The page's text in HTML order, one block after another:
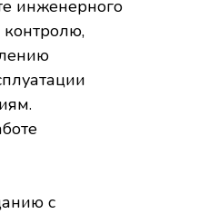
инженерного
контролю,
с